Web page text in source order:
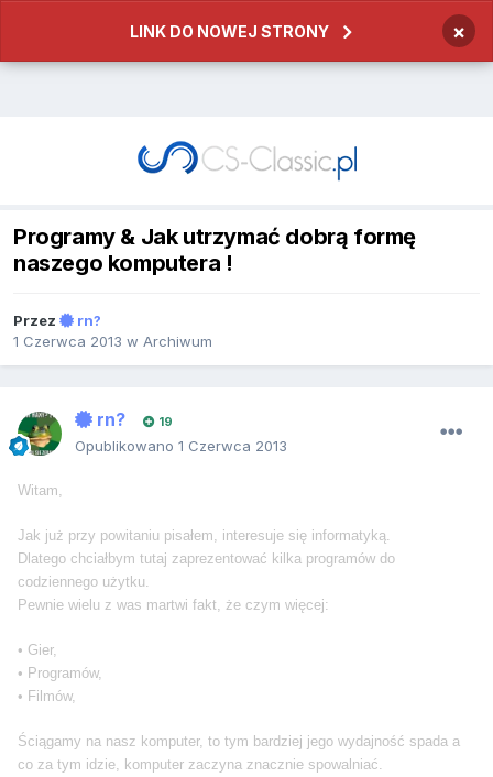
LINK DO NOWEJ STRONY ×
Programy & Jak utrzymać dobrą formę
naszego komputera !
Przez
rn?
1 Czerwca 2013 w Archiwum
rn? 19
Opublikowano 1 Czerwca 2013
Witam,
Jak już przy powitaniu pisałem, interesuje się informatyką.
Dlatego chciałbym tutaj zaprezentować kilka programów do
codziennego użytku.
Pewnie wielu z was martwi fakt, że czym więcej:
• Gier,
• Programów,
• Filmów,
Ściągamy na nasz komputer, to tym bardziej jego wydajność spada a
co za tym idzie, komputer zaczyna znacznie spowalniać.